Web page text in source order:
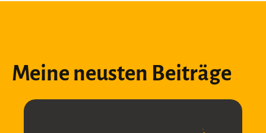
Meine neusten Beiträge